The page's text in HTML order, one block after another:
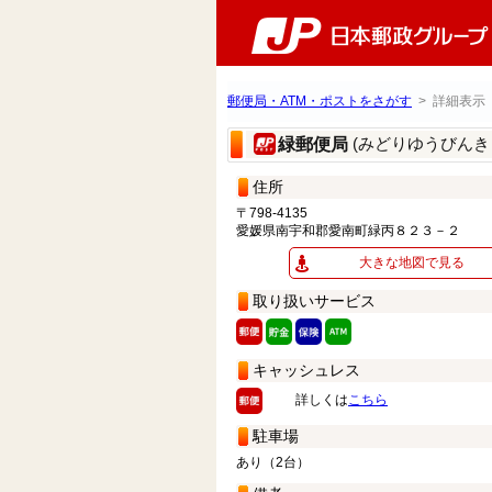
郵便局・ATM・ポストをさがす > 詳細表示
緑郵便局 (みどりゆうびん
住所
〒798-4135
愛媛県南宇和郡愛南町緑丙８２３－２
大きな地図で見る
取り扱いサービス
キャッシュレス
詳しくはこちら
駐車場
あり（2台）